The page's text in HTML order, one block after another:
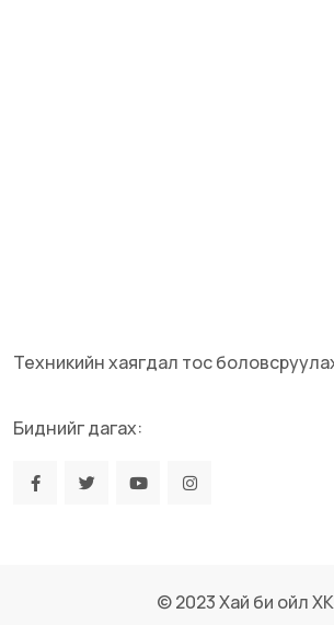
Техникийн хаягдал тос
Биднийг дагах:
© 2023 Хай би ойл ХК